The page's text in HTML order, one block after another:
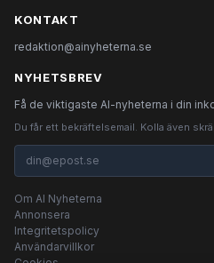
KONTAKT
redaktion@ainyheterna.se
NYHETSBREV
Få de viktigaste AI-nyheterna i din
Du får ett bekräftelsemail. Kolla även
Om AI Nyheterna
Annonsera
Integritetspolicy
Användarvillkor